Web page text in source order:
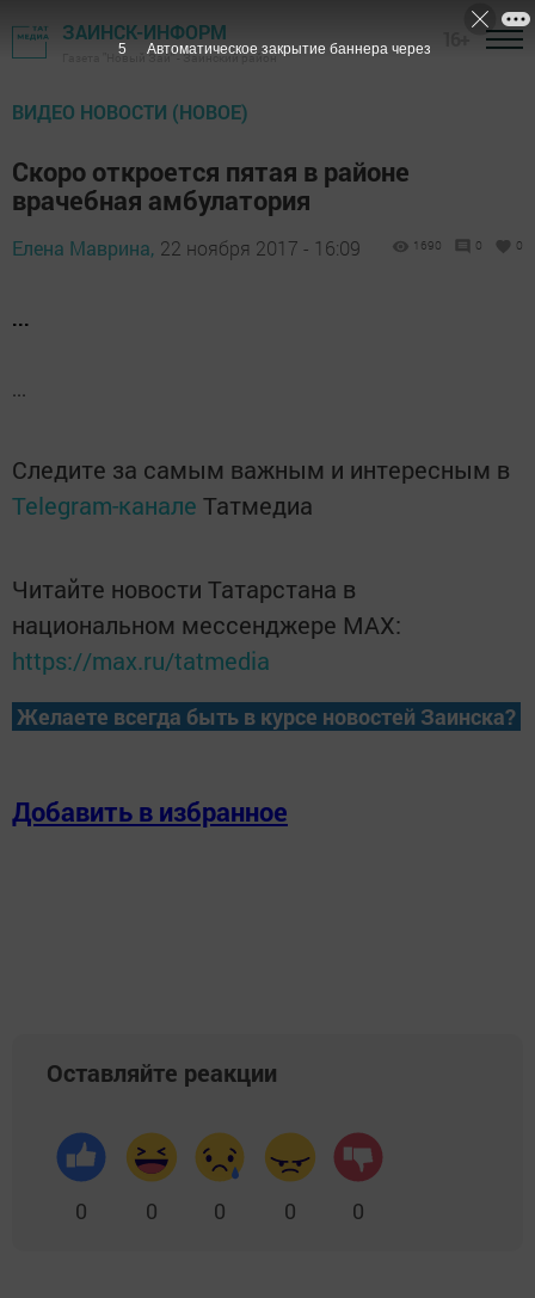
ЗАИНСК-ИНФОРМ
Газета "Новый Зай" - Заинский район
ВИДЕО НОВОСТИ (НОВОЕ)
Скоро откроется пятая в районе
врачебная амбулатория
Елена Маврина, 22 ноября 2017 - 16:09 1690 0 0
...
...
Следите за самым важным и интересным в
Telegram-канале Татмедиа
Читайте новости Татарстана в
национальном мессенджере MАХ:
https://max.ru/tatmedia
Желаете всегда быть в курсе новостей Заинска?
Добавить в избранное
Оставляйте реакции
0 0 0 0 0
5 Автоматическое закрытие баннера через